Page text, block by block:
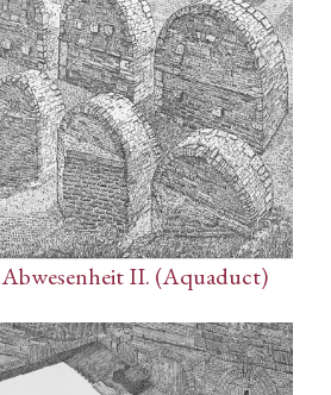
Abwesenheit II. (Aquaduct)